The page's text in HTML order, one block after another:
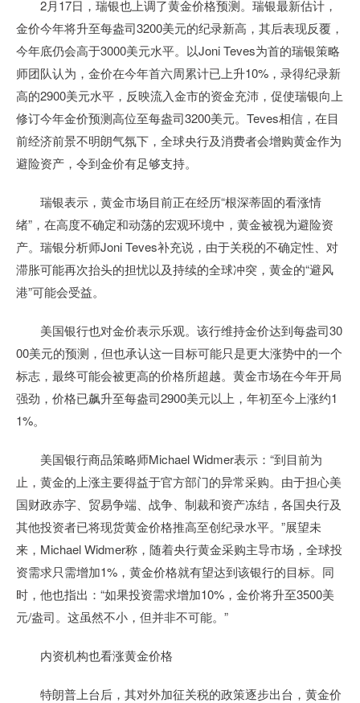
2月17日，瑞银也上调了黄金价格预测。瑞银最新估计，
金价今年将升至每盎司3200美元的纪录新高，其后表现反覆，
今年底仍会高于3000美元水平。以Joni Teves为首的瑞银策略
师团队认为，金价在今年首六周累计已上升10%，录得纪录新
高的2900美元水平，反映流入金市的资金充沛，促使瑞银向上
修订今年金价预测高位至每盎司3200美元。Teves相信，在目
前经济前景不明朗气氛下，全球央行及消费者会增购黄金作为
避险资产，令到金价有足够支持。
瑞银表示，黄金市场目前正在经历“根深蒂固的看涨情
绪”，在高度不确定和动荡的宏观环境中，黄金被视为避险资
产。瑞银分析师Joni Teves补充说，由于关税的不确定性、对
滞胀可能再次抬头的担忧以及持续的全球冲突，黄金的“避风
港”可能会受益。
美国银行也对金价表示乐观。该行维持金价达到每盎司30
00美元的预测，但也承认这一目标可能只是更大涨势中的一个
标志，最终可能会被更高的价格所超越。黄金市场在今年开局
强劲，价格已飙升至每盎司2900美元以上，年初至今上涨约1
1%。
美国银行商品策略师Michael Widmer表示：“到目前为
止，黄金的上涨主要得益于官方部门的异常采购。由于担心美
国财政赤字、贸易争端、战争、制裁和资产冻结，各国央行及
其他投资者已将现货黄金价格推高至创纪录水平。”展望未
来，Michael Widmer称，随着央行黄金采购主导市场，全球投
资需求只需增加1%，黄金价格就有望达到该银行的目标。同
时，他也指出：“如果投资需求增加10%，金价将升至3500美
元/盎司。这虽然不小，但并非不可能。”
内资机构也看涨黄金价格
特朗普上台后，其对外加征关税的政策逐步出台，黄金价